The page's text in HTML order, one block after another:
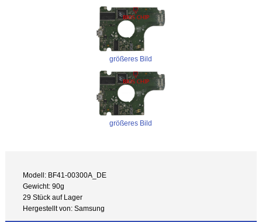
größeres Bild
größeres Bild
Modell: BF41-00300A_DE
Gewicht: 90g
29 Stück auf Lager
Hergestellt von: Samsung